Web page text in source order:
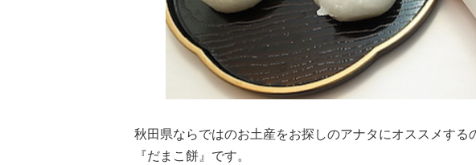
秋田県ならではのお土産をお探しのアナタにオススメする
『だまこ餅』です。